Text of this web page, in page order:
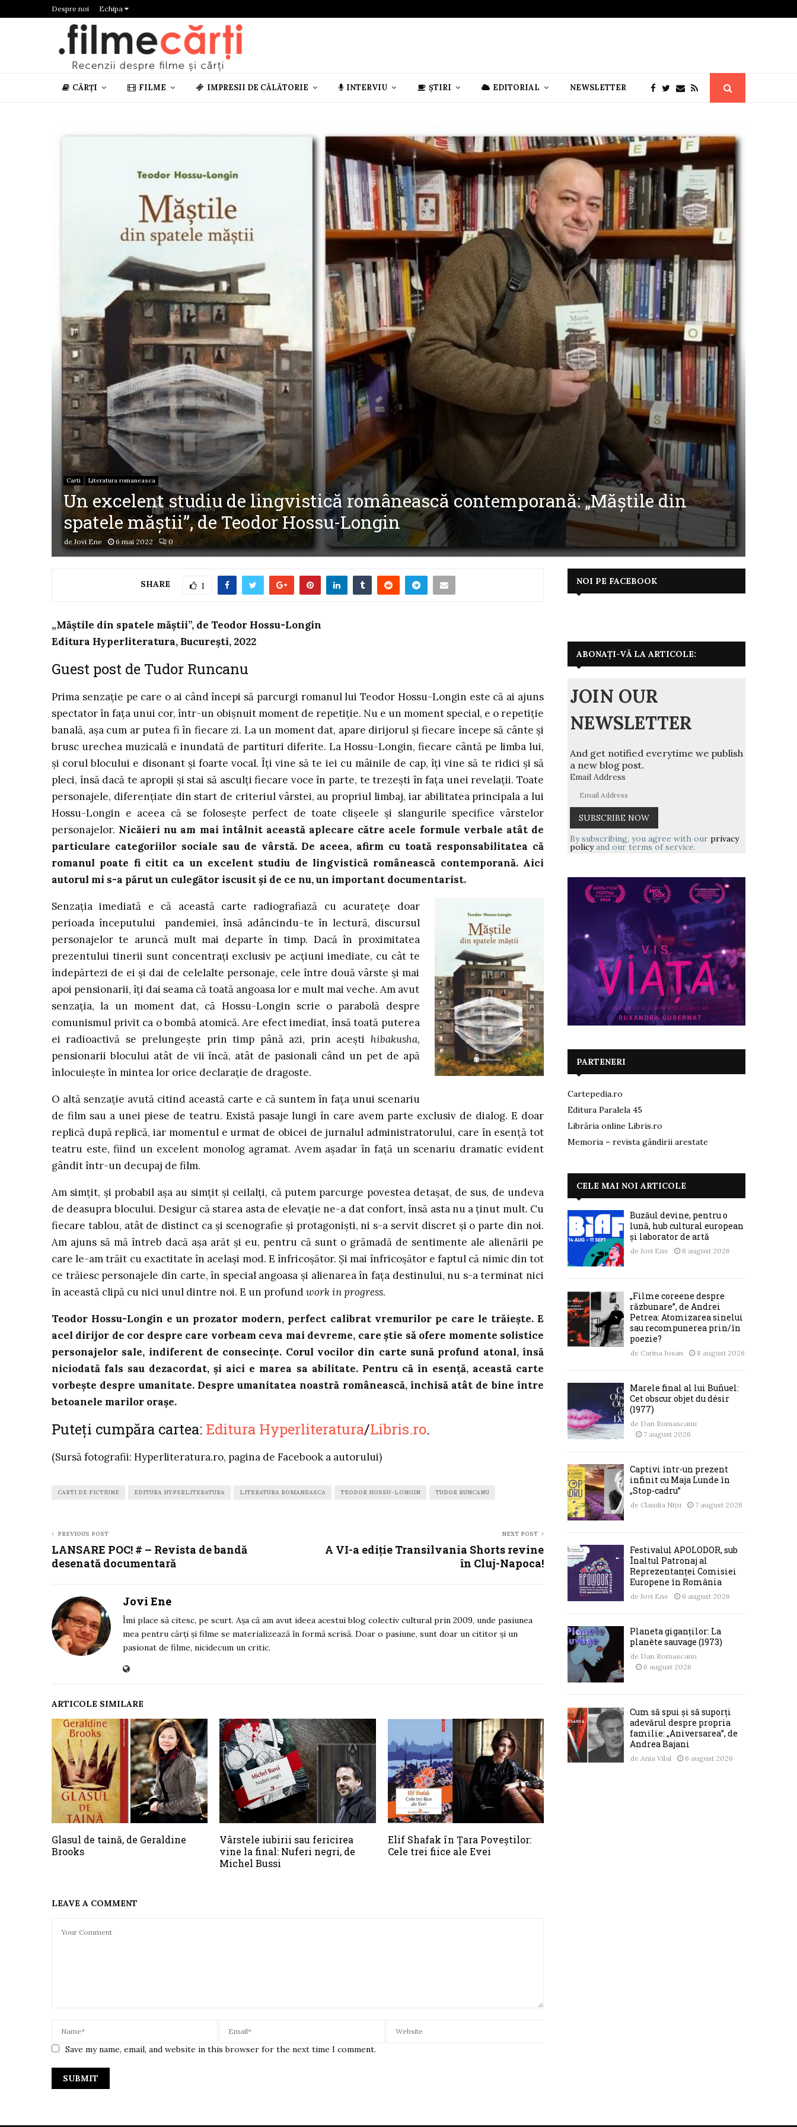
Despre noi Echipa
CĂRȚI FILME IMPRESII DE CĂLĂTORIE INTERVIU ȘTIRI EDITORIAL NEWSLETTER
Carti Literatura romaneasca
Un excelent studiu de lingvistică românească contemporană: „Măștile din
spatele măștii”, de Teodor Hossu-Longin
de Jovi Ene 6 mai 2022 0
SHARE 1
„Măștile din spatele măștii”, de Teodor Hossu-Longin
Editura Hyperliteratura, București, 2022
Guest post de Tudor Runcanu
Prima senzație pe care o ai când începi să parcurgi romanul lui Teodor Hossu-Longin este că ai ajuns
spectator în fața unui cor, într-un obișnuit moment de repetiție. Nu e un moment special, e o repetiție
banală, așa cum ar putea fi în fiecare zi. La un moment dat, apare dirijorul și fiecare începe să cânte și
brusc urechea muzicală e inundată de partituri diferite. La Hossu-Longin, fiecare cântă pe limba lui,
și corul blocului e disonant și foarte vocal. Îți vine să te iei cu mâinile de cap, îți vine să te ridici și să
pleci, însă dacă te apropii și stai să asculți fiecare voce în parte, te trezești în fața unei revelații. Toate
personajele, diferențiate din start de criteriul vârstei, au propriul limbaj, iar abilitatea principala a lui
Hossu-Longin e aceea că se folosește perfect de toate clișeele și slangurile specifice vârstelor
personajelor. Nicăieri nu am mai întâlnit această aplecare către acele formule verbale atât de
particulare categoriilor sociale sau de vârstă. De aceea, afirm cu toată responsabilitatea că
romanul poate fi citit ca un excelent studiu de lingvistică românească contemporană. Aici
autorul mi s-a părut un culegător iscusit și de ce nu, un important documentarist.
Senzația imediată e că această carte radiografiază cu acuratețe doar
perioada începutului pandemiei, însă adâncindu-te în lectură, discursul
personajelor te aruncă mult mai departe în timp. Dacă în proximitatea
prezentului tinerii sunt concentrați exclusiv pe acțiuni imediate, cu cât te
îndepărtezi de ei și dai de celelalte personaje, cele între două vârste și mai
apoi pensionarii, îți dai seama că toată angoasa lor e mult mai veche. Am avut
senzația, la un moment dat, că Hossu-Longin scrie o parabolă despre
comunismul privit ca o bombă atomică. Are efect imediat, însă toată puterea
ei radioactivă se prelungește prin timp până azi, prin acești hibakusha,
pensionarii blocului atât de vii încă, atât de pasionali când un pet de apă
înlocuiește în mintea lor orice declarație de dragoste.
O altă senzație avută citind această carte e că suntem în fața unui scenariu
de film sau a unei piese de teatru. Există pasaje lungi în care avem parte exclusiv de dialog. E doar
replică după replică, iar momentul e urmat de obicei de jurnalul administratorului, care în esență tot
teatru este, fiind un excelent monolog agramat. Avem așadar în față un scenariu dramatic evident
gândit într-un decupaj de film.
Am simțit, și probabil așa au simțit și ceilalți, că putem parcurge povestea detașat, de sus, de undeva
de deasupra blocului. Desigur că starea asta de elevație ne-a dat confort, însă asta nu a ținut mult. Cu
fiecare tablou, atât de distinct ca și scenografie și protagoniști, ni s-a servit discret și o parte din noi.
Am ajuns să mă întreb dacă așa arăt și eu, pentru că sunt o grămadă de sentimente ale alienării pe
care le-am trăit cu exactitate în același mod. E înfricoșător. Și mai înfricoșător e faptul că nimic din tot
ce trăiesc personajele din carte, în special angoasa și alienarea în fața destinului, nu s-a terminat nici
în această clipă cu nici unul dintre noi. E un profundwork in progress.
Teodor Hossu-Longin e un prozator modern, perfect calibrat vremurilor pe care le trăiește. E
acel dirijor de cor despre care vorbeam ceva mai devreme, care știe să ofere momente solistice
personajelor sale, indiferent de consecințe. Corul vocilor din carte sună profund atonal, însă
niciodată fals sau dezacordat, și aici e marea sa abilitate. Pentru că în esență, această carte
vorbește despre umanitate. Despre umanitatea noastră românească, închisă atât de bine între
betoanele marilor orașe.
Puteți cumpăra cartea: Editura Hyperliteratura/Libris.ro.
(Sursă fotografii: Hyperliteratura.ro, pagina de Facebook a autorului)
CARTI DE FICTIUNE EDITURA HYPERLITERATURA LITERATURA ROMANEASCA TEODOR HOSSU-LONGIN TUDOR RUNCANU
PREVIOUS POST
LANSARE POC! # – Revista de bandă
desenată documentară
NEXT POST
A VI-a ediție Transilvania Shorts revine
în Cluj-Napoca!
Jovi Ene
Îmi place să citesc, pe scurt. Așa că am avut ideea acestui blog colectiv cultural prin 2009, unde pasiunea
mea pentru cărți și filme se materializează în formă scrisă. Doar o pasiune, sunt doar un cititor și un
pasionat de filme, nicidecum un critic.
ARTICOLE SIMILARE
Glasul de taină, de Geraldine
Brooks
Vârstele iubirii sau fericirea
vine la final: Nuferi negri, de
Michel Bussi
Elif Shafak în Țara Poveștilor:
Cele trei fiice ale Evei
LEAVE A COMMENT
Save my name, email, and website in this browser for the next time I comment.
NOI PE FACEBOOK
ABONAȚI-VĂ LA ARTICOLE:
JOIN OUR
NEWSLETTER
And get notified everytime we publish
a new blog post.
Email Address
By subscribing, you agree with our privacy
policyand our terms of service.
PARTENERI
Cartepedia.ro
Editura Paralela 45
Librăria online Libris.ro
Memoria – revista gândirii arestate
CELE MAI NOI ARTICOLE
Buzăul devine, pentru o
lună, hub cultural european
și laborator de artă
de Jovi Ene 8 august 2026
„Filme coreene despre
răzbunare”, de Andrei
Petrea: Atomizarea sinelui
sau recompunerea prin/în
poezie?
de Carina Josan 8 august 2026
Marele final al lui Buñuel:
Cet obscur objet du désir
(1977)
de Dan Romascanu
7 august 2026
Captivi într-un prezent
infinit cu Maja Lunde în
„Stop-cadru”
de Claudia Nițu 7 august 2026
Festivalul APOLODOR, sub
Înaltul Patronaj al
Reprezentanței Comisiei
Europene în România
de Jovi Ene 6 august 2026
Planeta giganților: La
planète sauvage (1973)
de Dan Romascanu
6 august 2026
Cum să spui și să suporți
adevărul despre propria
familie: „Aniversarea”, de
Andrea Bajani
de Ania Vilal 6 august 2026